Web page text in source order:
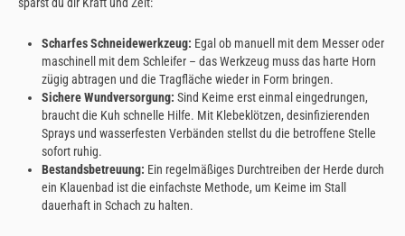
Scharfes Schneidewerkzeug: Egal ob manuell mit dem Messer oder
maschinell mit dem Schleifer – das Werkzeug muss das harte Horn
zügig abtragen und die Tragfläche wieder in Form bringen.
Sichere Wundversorgung: Sind Keime erst einmal eingedrungen,
braucht die Kuh schnelle Hilfe. Mit Klebeklötzen, desinfizierenden
Sprays und wasserfesten Verbänden stellst du die betroffene Stelle
sofort ruhig.
Bestandsbetreuung: Ein regelmäßiges Durchtreiben der Herde durch
ein Klauenbad ist die einfachste Methode, um Keime im Stall
dauerhaft in Schach zu halten.